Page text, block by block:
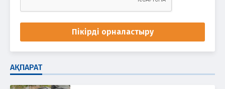
Пікірді орналастыру
АҚПАРАТ